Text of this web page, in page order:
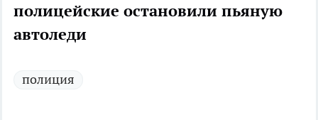
полицейские остановили пьяную
автоледи
полиция